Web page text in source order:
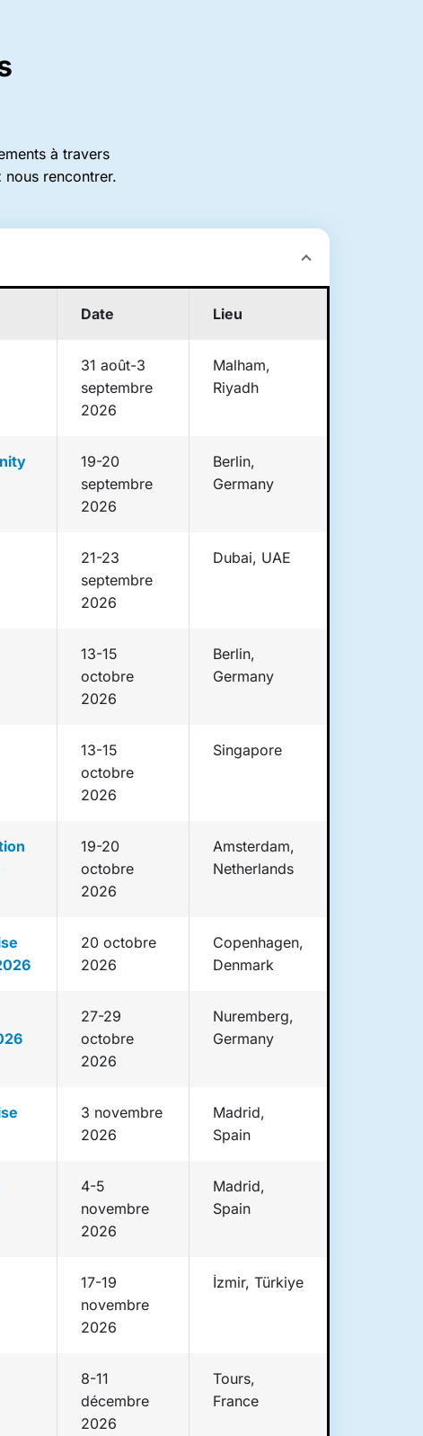
à travers
rencontrer.
Date Lieu
31 août-3
septembre
2026
Malham,
Riyadh
19-20
septembre
2026
Berlin,
Germany
21-23
septembre
2026
Dubai, UAE
13-15
octobre
2026
Berlin,
Germany
13-15
octobre
2026
Singapore
19-20
octobre
2026
Amsterdam,
Netherlands
20 octobre
2026
Copenhagen,
Denmark
27-29
octobre
2026
Nuremberg,
Germany
3 novembre
2026
Madrid,
Spain
4-5
novembre
2026
Madrid,
Spain
17-19
novembre
2026
İzmir, Türkiye
8-11
décembre
2026
Tours,
France